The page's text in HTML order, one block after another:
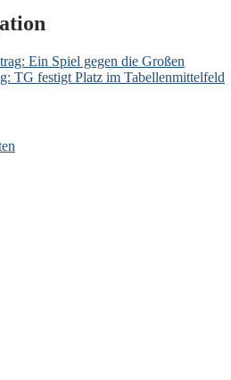
Ein Spiel gegen die Großen
TG festigt Platz im Tabellenmittelfeld